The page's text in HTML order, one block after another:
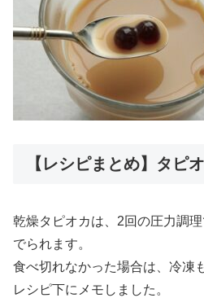
【レシピまとめ】タピ
乾燥タピオカは、2回の圧力調
でられます。
食べ切れなかった場合は、冷凍
レシピ下にメモしました。